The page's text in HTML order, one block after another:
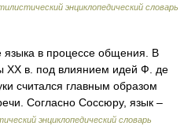
энциклопедический словарь
в процессе общения. В
XX в. под влиянием идей Ф. де
считался главным образом
Согласно Соссюру, язык –
энциклопедический словарь